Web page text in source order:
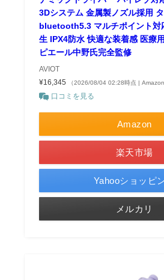
3Dシステム 金属製ノズル採用
bluetooth5.3 マルチポイント対
生 IPX4防水 快適な装着感 医療
ピエール中野氏完全監修
AVIOT
¥16,345
（2026/08/04 02:28時点 | Amazon
口コミを見る
Amazon
楽天市場
Yahooショッピ
メルカリ